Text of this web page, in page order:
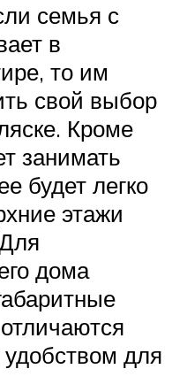
семья с
в
то им
свой выбор
Кроме
занимать
будет легко
этажи
дома
для